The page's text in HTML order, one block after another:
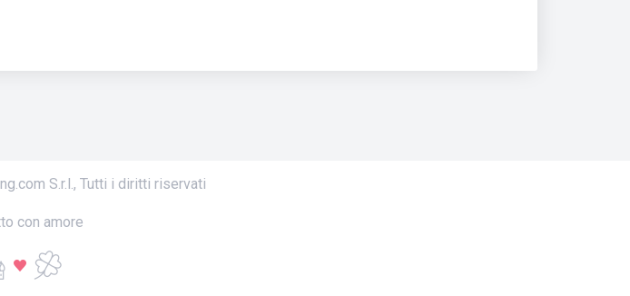
S.r.l., Tutti i diritti riservati
con amore